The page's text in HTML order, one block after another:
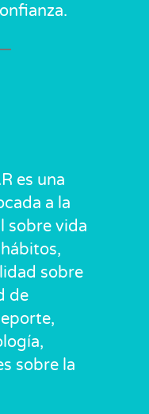
es una
a la
sobre vida
sobre
de
sobre la